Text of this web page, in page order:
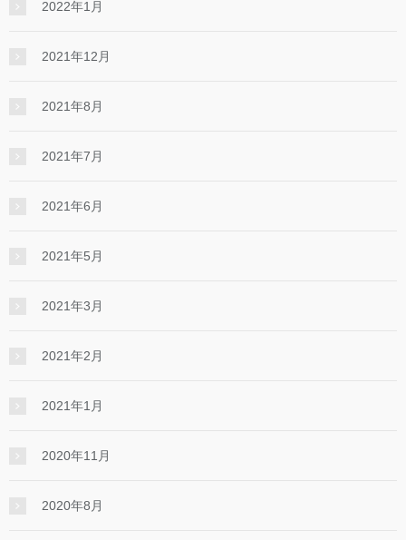
2022年1月
2021年12月
2021年8月
2021年7月
2021年6月
2021年5月
2021年3月
2021年2月
2021年1月
2020年11月
2020年8月